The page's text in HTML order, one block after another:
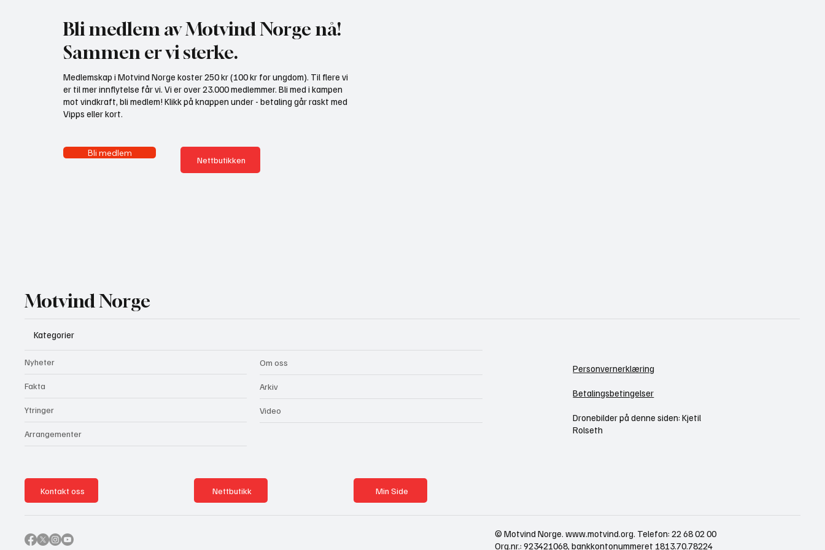
Bli medlem av Motvind Norge nå!
Sammen er vi sterke.
Medlemskap i Motvind Norge koster 250 kr (100 kr for ungdom). Til flere vi
er til mer innflytelse får vi. Vi er over 23.000 medlemmer. Bli med i kampen
mot vindkraft, bli medlem! Klikk på knappen under - betaling går raskt med
Vipps eller kort.
Bli medlem
Nettbutikken
Motvind Norge
Kategorier
Nyheter
Fakta
Ytringer
Arrangementer
Om oss
Arkiv
Video
Personvernerklæring
Betalingsbetingelser
Dronebilder på denne siden: Kjetil
Rolseth
Kontakt oss Nettbutikk Min Side
© Motvind Norge.www.motvind.org. Telefon: 22 68 02 00
Org.nr.: 923421068, bankkontonummeret 1813.70.78224